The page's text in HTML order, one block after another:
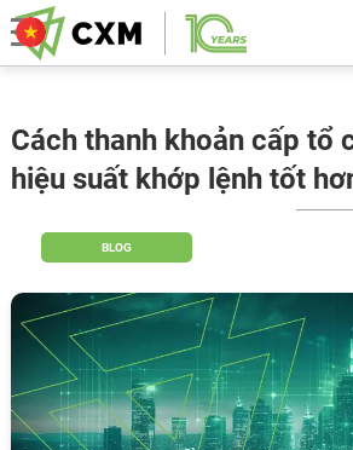
Cách thanh khoản cấp tổ
hiệu suất khớp lệnh tốt
BLOG